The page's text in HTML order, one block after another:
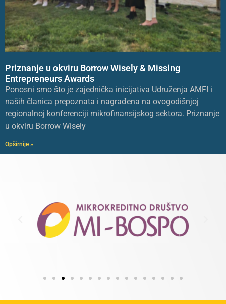
Priznanje u okviru Borrow Wisely & Missing
Entrepreneurs Awards
Ponosni smo što je zajednička inicijativa Udruženja AMFI i
naših članica prepoznata i nagrađena na ovogodišnjoj
regionalnoj konferenciji mikrofinansijskog sektora. Priznanje
u okviru Borrow Wisely
Opširnije »